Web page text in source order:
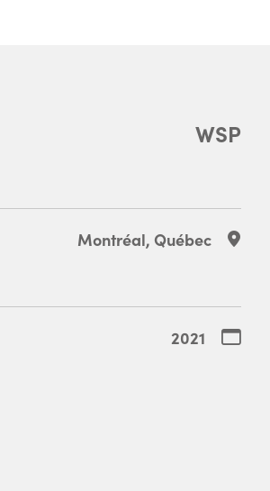
WSP
Montréal, Québec
2021